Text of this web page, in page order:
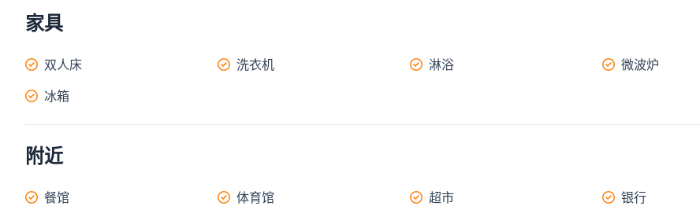
家具
双人床 洗衣机 淋浴
微波炉
冰箱
附近
餐馆 体育馆 超市
银行